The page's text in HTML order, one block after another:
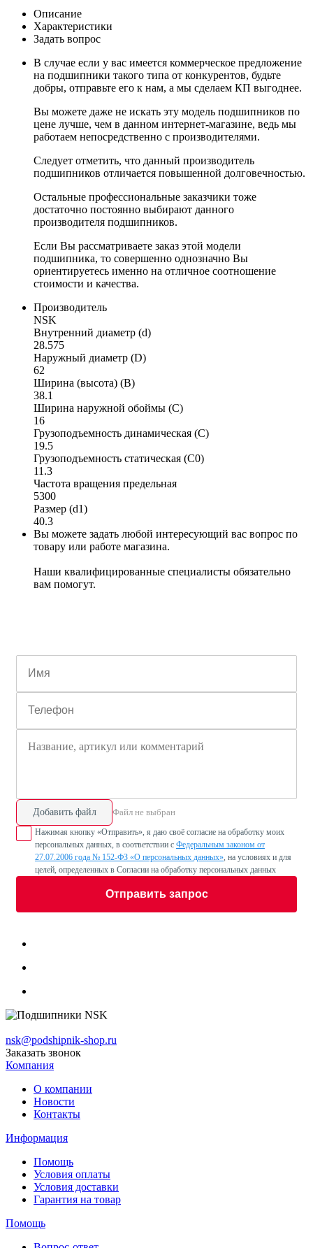
Описание
Характеристики
Задать вопрос
В случае если у вас имеется коммерческое предложение
на подшипники такого типа от конкурентов, будьте
добры, отправьте его к нам, а мы сделаем КП выгоднее.
Вы можете даже не искать эту модель подшипников по
цене лучше, чем в данном интернет-магазине, ведь мы
работаем непосредственно с производителями.
Следует отметить, что данный производитель
подшипников отличается повышенной долговечностью.
Остальные профессиональные заказчики тоже
достаточно постоянно выбирают данного
производителя подшипников.
Если Вы рассматриваете заказ этой модели
подшипника, то совершенно однозначно Вы
ориентируетесь именно на отличное соотношение
стоимости и качества.
Производитель
NSK
Внутренний диаметр (d)
28.575
Наружный диаметр (D)
62
Ширина (высота) (B)
38.1
Ширина наружной обоймы (C)
16
Грузоподъемность динамическая (C)
19.5
Грузоподъемность статическая (C0)
11.3
Частота вращения предельная
5300
Размер (d1)
40.3
Вы можете задать любой интересующий вас вопрос по
товару или работе магазина.
Наши квалифицированные специалисты обязательно
вам помогут.
Добавить файл Файл не выбран
Нажимая кнопку «Отправить», я даю своё согласие на обработку моих
персональных данных, в соответствии с Федеральным законом от
27.07.2006 года № 152-ФЗ «О персональных данных», на условиях и для
целей, определенных в Согласии на обработку персональных данных
Отправить запрос
nsk@podshipnik-shop.ru
Заказать звонок
Компания
О компании
Новости
Контакты
Информация
Помощь
Условия оплаты
Условия доставки
Гарантия на товар
Помощь